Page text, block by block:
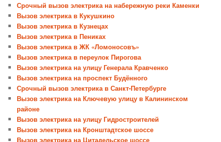
Срочный вызов электрика на набережную реки Каменки
Вызов электрика в Кукушкино
Вызов электрика в Кузнецах
Вызов электрика в Пениках
Вызов электрика в ЖК «Ломоносовъ»
Вызов электрика в переулок Пирогова
Вызов электрика на улицу Генерала Кравченко
Вызов электрика на проспект Будённого
Срочный вызов электрика в Санкт-Петербурге
Вызов электрика на Ключевую улицу в Калининском
районе
Вызов электрика на улицу Гидростроителей
Вызов электрика на Кронштадтское шоссе
Вызов электрика на Цитадельское шоссе